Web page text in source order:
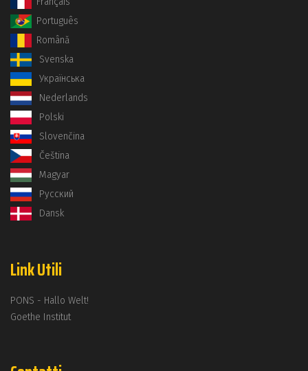
Português
Română
Svenska
Українська
Nederlands
Polski
Slovenčina
Čeština
Magyar
Русский
Dansk
Link Utili
PONS - Hallo Welt!
Goethe Institut